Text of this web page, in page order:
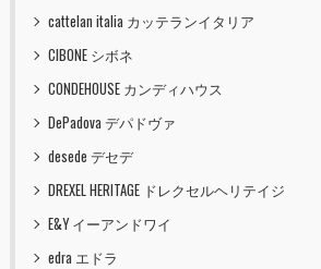
cattelan italia カッテランイタリア
CIBONE シボネ
CONDEHOUSE カンディハウス
DePadova デパドヴァ
desede デセデ
DREXEL HERITAGE ドレクセルヘリテイジ
E&Y イーアンドワイ
edra エドラ